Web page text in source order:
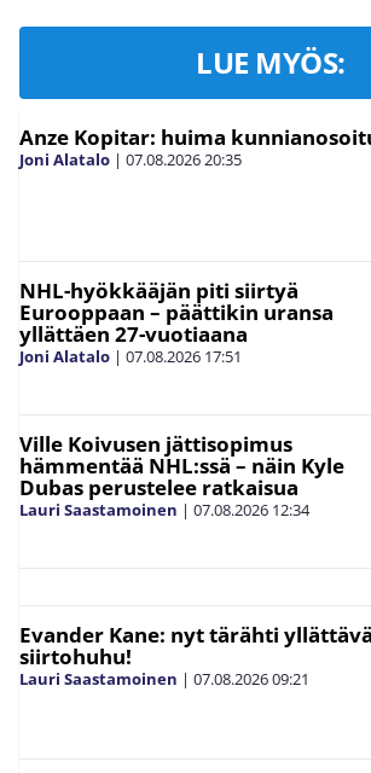
LUE MYÖS:
Anze Kopitar: huima
Joni Alatalo | 07.08.202620:35
NHL-hyökkääjän piti siirtyä
Eurooppaan – päättikin uransa
yllättäen 27-vuotiaana
Joni Alatalo | 07.08.2026 17:51
Ville Koivusen jättisopimus
hämmentää NHL:ssä – näin Kyle
Dubas perustelee ratkaisua
Lauri Saastamoinen | 07.08.2026 12:34
Evander Kane: nyt tärähti yllättävä
siirtohuhu!
Lauri Saastamoinen | 07.08.202609:21